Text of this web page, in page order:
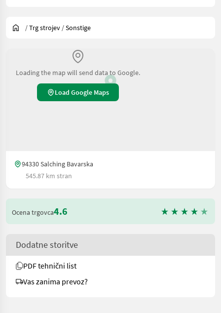
/Trg strojev /Sonstige
Loading the map will send data to Google.
Load Google Maps
94330 Salching Bavarska
545.87 km stran
Ocena trgovca4.6
Dodatne storitve
PDF tehnični list
Vas zanima prevoz?